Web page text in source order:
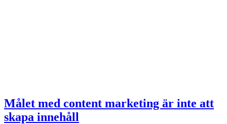
Målet med content marketing är inte att
skapa innehåll